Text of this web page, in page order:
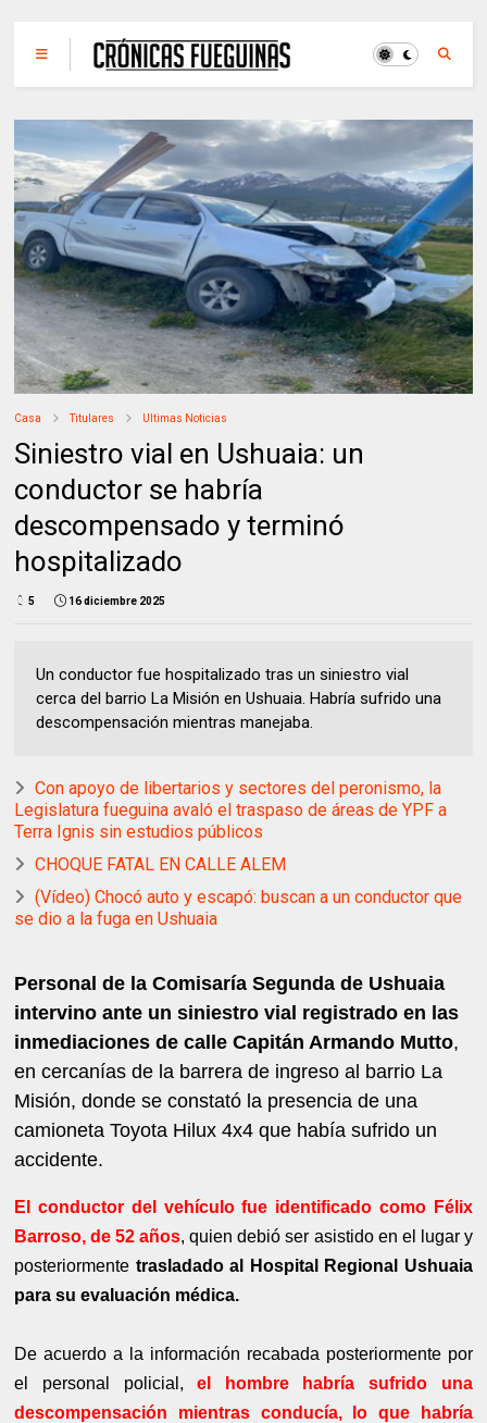
Casa Titulares Ultimas Noticias
Siniestro vial en Ushuaia: un
conductor se habría
descompensado y terminó
hospitalizado
5 16 diciembre 2025
Un conductor fue hospitalizado tras un siniestro vial
cerca del barrio La Misión en Ushuaia. Habría sufrido una
descompensación mientras manejaba.
Con apoyo de libertarios y sectores del peronismo, la
Legislatura fueguina avaló el traspaso de áreas de YPF a
Terra Ignis sin estudios públicos
CHOQUE FATAL EN CALLE ALEM
(Vídeo) Chocó auto y escapó: buscan a un conductor que
se dio a la fuga en Ushuaia
Personal de la Comisaría Segunda de Ushuaia
intervino ante un siniestro vial registrado en las
inmediaciones de calle Capitán Armando Mutto,
en cercanías de la barrera de ingreso al barrio La
Misión, donde se constató la presencia de una
camioneta Toyota Hilux 4x4 que había sufrido un
accidente.
El conductor del vehículo fue identificado como Félix
Barroso, de 52 años, quien debió ser asistido en el lugar y
posteriormente trasladado al Hospital Regional Ushuaia
para su evaluación médica.
De acuerdo a la información recabada posteriormente por
el personal policial,el hombre habría sufrido una
descompensación mientras conducía, lo que habría